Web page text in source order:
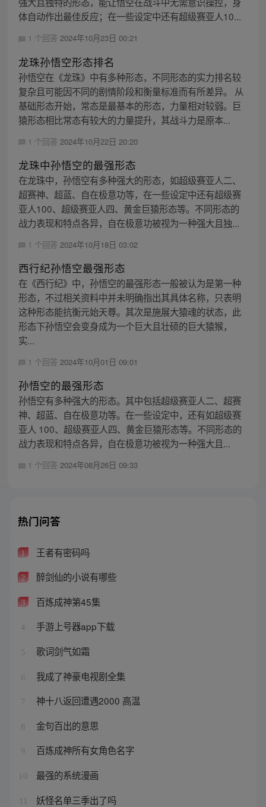
体自动作出最佳反应；在一些设定中还有超级赛亚人10...
1 个回答 2024年10月23日 00:21
龙珠孙悟空形态排名
孙悟空在《龙珠》中有多种形态，不同形态的实力排名较
复杂且可能因不同的剧情阶段和衡量标准而有所差异。 从
基础形态开始，常态是最基本的形态，力量相对较弱。巨
猿形态相比常态有较大的力量提升，其战斗力是原本...
1 个回答 2024年10月22日 20:20
龙珠中孙悟空的最强形态
在龙珠中，孙悟空有多种强大的形态，如超级赛亚人二、
超赛神、超蓝、自在极意功等，在一些设定中还有超级赛
亚人100、超级赛亚人四、黄金巨猿形态等。不同形态的
战力表现和特点各异，自在极意功被视为一种强大且独...
1 个回答 2024年10月18日 03:02
西行纪孙悟空最强形态
在《西行纪》中，孙悟空的最强形态一般被认为是第一种
形态，不过相关资料中并未明确指出其具体名称，只表明
这种形态能抗衡元始天尊。其次是施展大猿魂的状态，此
形态下孙悟空会变身成为一个巨大且壮硕的巨大猿猴，
实...
1 个回答 2024年10月01日 09:01
孙悟空的最强形态
孙悟空有多种强大的形态。其中包括超级赛亚人二、超赛
神、超蓝、自在极意功等。在一些设定中，还有如超级赛
亚人 100、超级赛亚人四、黄金巨猿形态等。不同形态的
战力表现和特点各异，自在极意功被视为一种强大且...
1 个回答 2024年08月26日 09:33
热门问答
1 王者有密码吗
2 醉剑仙的小说有哪些
3 百炼成神第45集
4 手游上号器app下载
5 歌词剑气如霜
6 我成了神豪电视剧全集
7 神十八返回遭遇2000 高温
8 金句百出的意思
9 百炼成神所有女角色名字
10 最强的系统漫画
妖怪名单三季出了吗